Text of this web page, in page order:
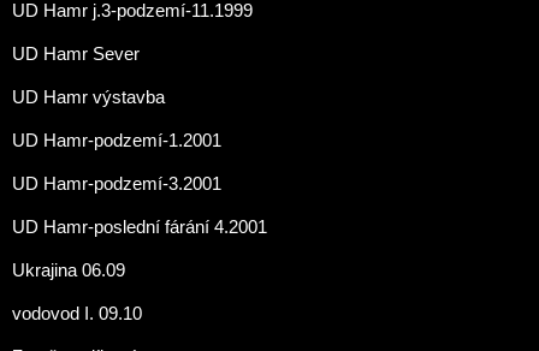
UD Hamr j.3-podzemí-11.1999
UD Hamr Sever
UD Hamr výstavba
UD Hamr-podzemí-1.2001
UD Hamr-podzemí-3.2001
UD Hamr-poslední fárání 4.2001
Ukrajina 06.09
vodovod I. 09.10